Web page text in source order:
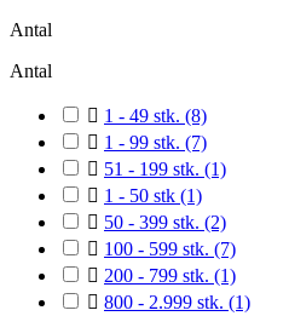
Antal
Antal
 1 - 49 stk. (8)
 1 - 99 stk. (7)
 51 - 199 stk. (1)
 1 - 50 stk (1)
 50 - 399 stk. (2)
 100 - 599 stk. (7)
 200 - 799 stk. (1)
 800 - 2.999 stk. (1)